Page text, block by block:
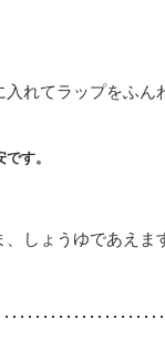
れてラップをふ
す。
しょうゆであえま